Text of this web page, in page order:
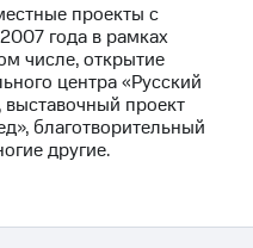
проекты с
года в рамках
числе, открытие
центра «Русский
проект
благотворительный
другие.